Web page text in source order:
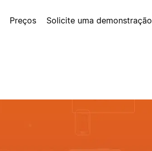
Preços Solicite uma demonstração